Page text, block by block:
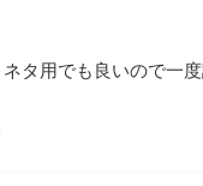
タ用でも良いので一